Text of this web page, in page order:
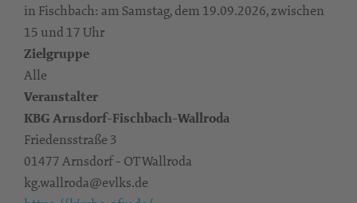
in Fischbach: am Samstag, dem 19.09.2026, zwischen
15 und 17 Uhr
Zielgruppe
Alle
Veranstalter
KBG Arnsdorf-Fischbach-Wallroda
Friedensstraße 3
01477 Arnsdorf - OT Wallroda
kg.wallroda@evlks.de